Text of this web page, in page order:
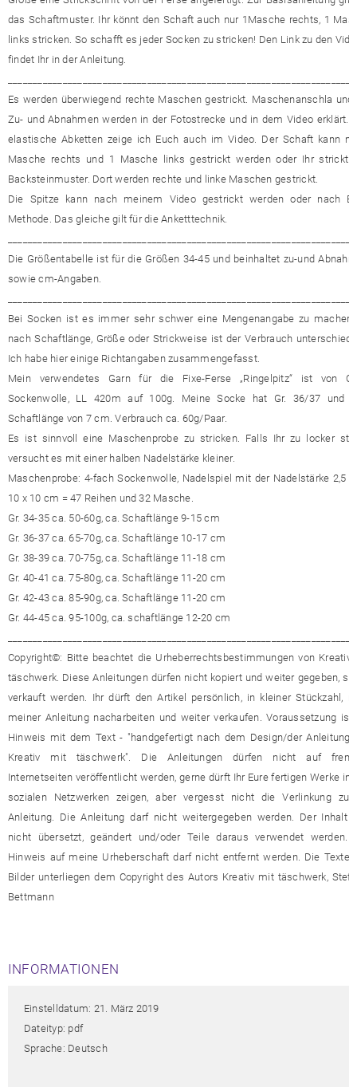
das Schaftmuster. Ihr könnt den Schaft auch nur 1Masche rechts, 1
links stricken. So schafft es jeder Socken zu stricken! Den Link zu den
findet Ihr in der Anleitung.
Es werden überwiegend rechte Maschen gestrickt. Maschenanschla und
Zu- und Abnahmen werden in der Fotostrecke und in dem Video erklärt.
elastische Abketten zeige ich Euch auch im Video. Der Schaft kann
Masche rechts und 1 Masche links gestrickt werden oder Ihr strickt
Backsteinmuster. Dort werden rechte und linke Maschen gestrickt.
Die Spitze kann nach meinem Video gestrickt werden oder nach
Methode. Das gleiche gilt für die Anketttechnik.
Die Größentabelle ist für die Größen 34-45 und beinhaltet zu-und
sowie cm-Angaben.
Bei Socken ist es immer sehr schwer eine Mengenangabe zu
nach Schaftlänge, Größe oder Strickweise ist der Verbrauch
Ich habe hier einige Richtangaben zusammengefasst.
Mein verwendetes Garn für die Fixe-Ferse „Ringelpitz“ ist von
Sockenwolle, LL 420m auf 100g. Meine Socke hat Gr. 36/37 und
Schaftlänge von 7 cm. Verbrauch ca. 60g/Paar.
Es ist sinnvoll eine Maschenprobe zu stricken. Falls Ihr zu locker
versucht es mit einer halben Nadelstärke kleiner.
Maschenprobe: 4-fach Sockenwolle, Nadelspiel mit der Nadelstärke 2,5
10 x 10 cm = 47 Reihen und 32 Masche.
Gr. 34-35 ca. 50-60g, ca. Schaftlänge 9-15 cm
Gr. 36-37 ca. 65-70g, ca. Schaftlänge 10-17 cm
Gr. 38-39 ca. 70-75g, ca. Schaftlänge 11-18 cm
Gr. 40-41 ca. 75-80g, ca. Schaftlänge 11-20 cm
Gr. 42-43 ca. 85-90g, ca. Schaftlänge 11-20 cm
Gr. 44-45 ca. 95-100g, ca. schaftlänge 12-20 cm
Copyright©: Bitte beachtet die Urheberrechtsbestimmungen von Kreativ
täschwerk. Diese Anleitungen dürfen nicht kopiert und weiter gegeben,
verkauft werden. Ihr dürft den Artikel persönlich, in kleiner Stückzahl,
meiner Anleitung nacharbeiten und weiter verkaufen. Voraussetzung ist
Hinweis mit dem Text - "handgefertigt nach dem Design/der Anleitung
Kreativ mit täschwerk". Die Anleitungen dürfen nicht auf
Internetseiten veröffentlicht werden, gerne dürft Ihr Eure fertigen Werke in
sozialen Netzwerken zeigen, aber vergesst nicht die Verlinkung zu
Anleitung. Die Anleitung darf nicht weitergegeben werden. Der Inhalt
nicht übersetzt, geändert und/oder Teile daraus verwendet werden.
Hinweis auf meine Urheberschaft darf nicht entfernt werden. Die Texte
Bilder unterliegen dem Copyright des Autors Kreativ mit täschwerk,
Bettmann
INFORMATIONEN
Einstelldatum: 21. März 2019
Dateityp: pdf
Sprache: Deutsch